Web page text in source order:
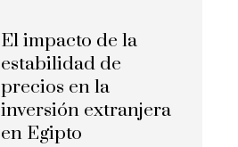
El impacto de la
estabilidad de
precios en la
inversión extranjera
en Egipto